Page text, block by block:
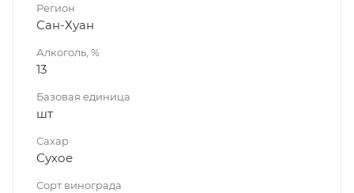
Регион
Сан-Хуан
Алкоголь, %
13
Базовая единица
шт
Сахар
Сухое
Сорт винограда